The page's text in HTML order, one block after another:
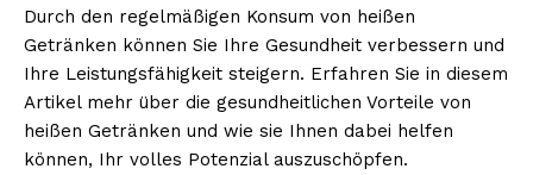
Durch den regelmäßigen Konsum von heißen
Getränken können Sie Ihre Gesundheit verbessern und
Ihre Leistungsfähigkeit steigern. Erfahren Sie in diesem
Artikel mehr über die gesundheitlichen Vorteile von
heißen Getränken und wie sie Ihnen dabei helfen
können, Ihr volles Potenzial auszuschöpfen.